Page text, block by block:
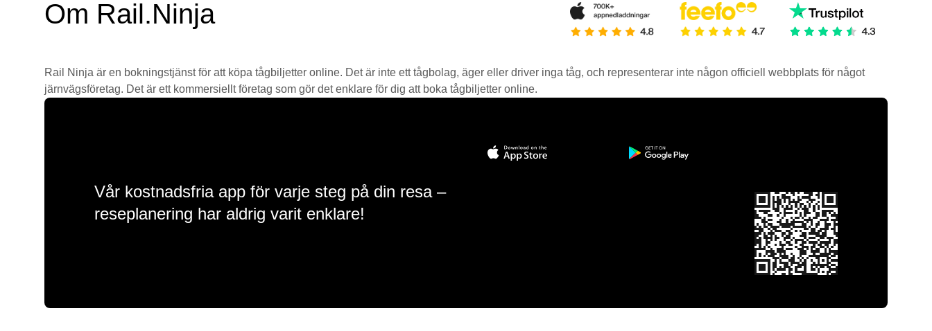
Om Rail.Ninja
Rail Ninja är en bokningstjänst för att köpa tågbiljetter online. Det är inte ett tågbolag, äger eller driver inga tåg, och representerar inte någon officiell webbplats för något
järnvägsföretag. Det är ett kommersiellt företag som gör det enklare för dig att boka tågbiljetter online.
Vår kostnadsfria app för varje steg på din resa –
reseplanering har aldrig varit enklare!